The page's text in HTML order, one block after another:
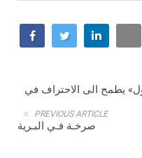
يطمح الى الاحتراف في
PREVIOUS ARTICLE
صرخـة فـي البـرية